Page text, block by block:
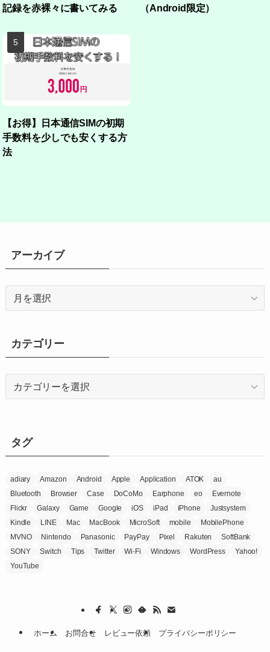
記録を赤裸々に書いてみる
（Android限定）
【お得】日本通信SIMの初期
手数料を少しでも安くする方
法
アーカイブ
ブ
カテゴリー
ータグ
adiary Amazon Android Apple Application ATOK
au
Bluetooth
Browser Case DoCoMo Earphone eo
Evernote
Flickr
Galaxy Game Google iOS iPad iPhone
Justsystem
Kindle
LINE Mac MacBook MicroSoft mobile
MobilePhone
MVNO
Nintendo Panasonic PayPay Pixel Rakuten
SoftBank
SONY
Switch Tips Twitter Wi-Fi Windows WordPress
Yahoo!
YouTube
ホーム お問合せ レビュー依頼 プライバシーポリシー